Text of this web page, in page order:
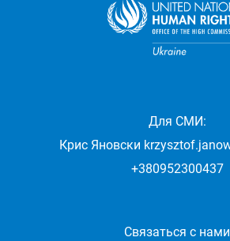
Для СМИ:
Крис Яновски
+380952300437
Связаться с нами